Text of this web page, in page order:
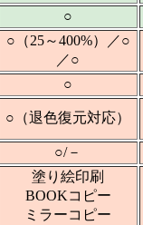
○
○（25～400%）／○
／○
○
○（退色復元対応）
○/－
塗り絵印刷
BOOKコピー
ミラーコピー